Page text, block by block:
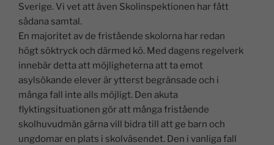
Sverige. Vi vet att även Skolinspektionen har fått
sådana samtal.
En majoritet av de fristående skolorna har redan
högt söktryck och därmed kö. Med dagens regelverk
innebär detta att möjligheterna att ta emot
asylsökande elever är ytterst begränsade och i
många fall inte alls möjligt. Den akuta
flyktingsituationen gör att många fristående
skolhuvudmän gärna vill bidra till att ge barn och
ungdomar en plats i skolväsendet. Den i vanliga fall